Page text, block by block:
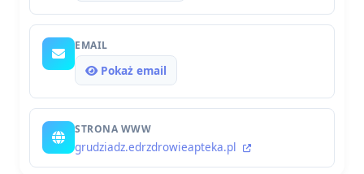
EMAIL
Pokaż email
STRONA WWW
grudziadz.edrzdrowieapteka.pl